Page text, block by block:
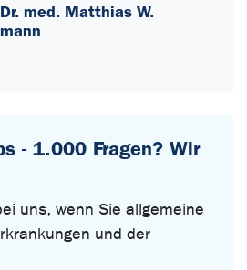
med. Matthias W.
- 1.000 Fragen? Wir
uns, wenn Sie allgemeine
und der